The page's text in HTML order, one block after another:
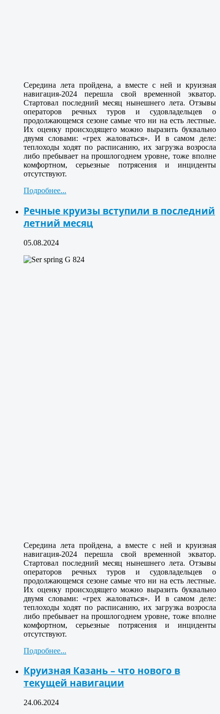
Середина лета пройдена, а вместе с ней и круизная
навигация-2024 перешла свой временной экватор.
Стартовал последний месяц нынешнего лета. Отзывы
операторов речных туров и судовладельцев о
продолжающемся сезоне самые что ни на есть лестные.
Их оценку происходящего можно выразить буквально
двумя словами: «грех жаловаться». И в самом деле:
теплоходы ходят по расписанию, их загрузка возросла
либо пребывает на прошлогоднем уровне, тоже вполне
комфортном, серьезные потрясения и инциденты
отсутствуют.
Подробнее...
Речные круизы вступили в последний
летний месяц
05.08.2024
Середина лета пройдена, а вместе с ней и круизная
навигация-2024 перешла свой временной экватор.
Стартовал последний месяц нынешнего лета. Отзывы
операторов речных туров и судовладельцев о
продолжающемся сезоне самые что ни на есть лестные.
Их оценку происходящего можно выразить буквально
двумя словами: «грех жаловаться». И в самом деле:
теплоходы ходят по расписанию, их загрузка возросла
либо пребывает на прошлогоднем уровне, тоже вполне
комфортном, серьезные потрясения и инциденты
отсутствуют.
Подробнее...
Круизная Казань – что нового в
текущей навигации
24.06.2024